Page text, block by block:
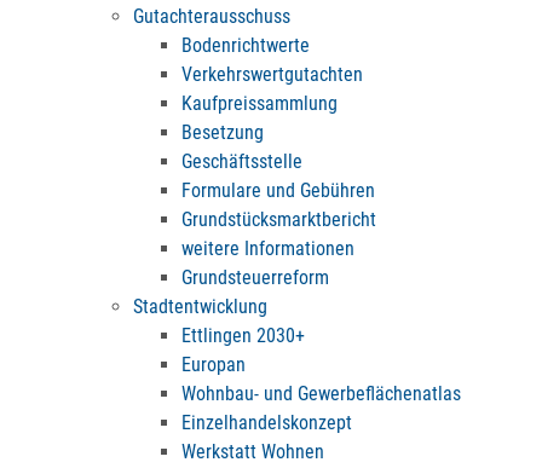
Gutachterausschuss
Bodenrichtwerte
Verkehrswertgutachten
Kaufpreissammlung
Besetzung
Geschäftsstelle
Formulare und Gebühren
Grundstücksmarktbericht
weitere Informationen
Grundsteuerreform
Stadtentwicklung
Ettlingen 2030+
Europan
Wohnbau- und Gewerbeflächenatlas
Einzelhandelskonzept
Werkstatt Wohnen